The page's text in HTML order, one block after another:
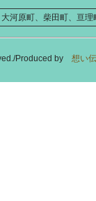
河原町、柴田町、亘
Produced by 想い伝